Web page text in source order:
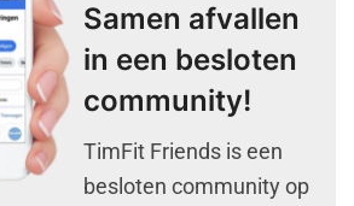
Samen afvallen
in een besloten
community!
TimFit Friends is een
besloten community op